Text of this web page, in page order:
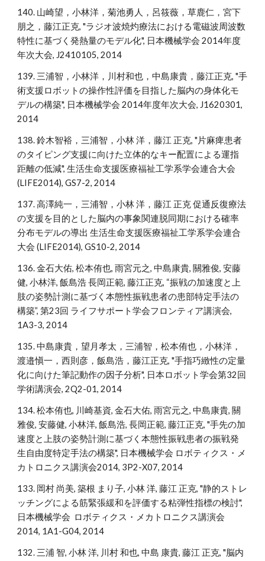
140. 山崎望，小林洋，菊池勇人，呂筱薇，草鹿仁，宮下
朋之，藤江正克, "ラジオ波焼灼療法における電磁波周波数
特性に基づく発熱量のモデル化", 日本機械学会 2014年度
年次大会, J2410105, 2014
139. 三浦智，小林洋，川村和也，中島康貴，藤江正克, "手
術支援ロボットの操作性評価を目指した脳内の身体化モ
デルの構築", 日本機械学会 2014年度年次大会, J1620301,
2014
138. 鈴木智裕，三浦智，小林 洋，藤江 正克, "片麻痺患者
のタイピング支援に向けた立体的なキー配置による運指
距離の低減", 生活生命支援医療福祉工学系学会連合大会
(LIFE2014), GS7-2, 2014
137. 高澤純一，三浦智，小林 洋，藤江 正克 促通反復療法
の支援を目的とした脳内の事象関連脱同期における確率
分布モデルの導出 生活生命支援医療福祉工学系学会連合
大会 (LIFE2014), GS10-2, 2014
136. 金石大佑, 松本侑也, 雨宮元之, 中島康貴, 關雅俊, 安藤
健, 小林洋, 飯島浩 長岡正範, 藤江正克, “振戦の加速度と上
肢の姿勢計測に基づく本態性振戦患者の患部特定手法の
構築”, 第23回 ライフサポート学会フロンティア講演会,
1A3-3, 2014
135. 中島康貴，望月孝太，三浦智，松本侑也，小林洋，
渡邉愼一，西則彦，飯島浩，藤江正克, "手指巧緻性の定量
化に向けた筆記動作の因子分析", 日本ロボット学会第32回
学術講演会, 2Q2-01, 2014
134. 松本侑也, 川崎基資, 金石大佑, 雨宮元之, 中島康貴, 關
雅俊, 安藤健, 小林洋, 飯島浩, 長岡正範, 藤江正克, "手先の加
速度と上肢の姿勢計測に基づく本態性振戦患者の振戦発
生自由度特定手法の構築", 日本機械学会 ロボティクス・メ
カトロニクス講演会2014, 3P2-X07, 2014
133. 岡村 尚美, 築根 まり子, 小林 洋, 藤江 正克, "静的ストレ
ッチングによる筋緊張緩和を評価する粘弾性指標の検討",
日本機械学会 ロボティクス・メカトロニクス講演会
2014, 1A1-G04, 2014
132. 三浦 智, 小林 洋, 川村 和也, 中島 康貴, 藤江 正克, "脳内